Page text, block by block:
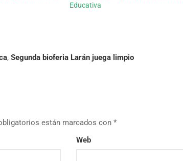
Educativa
, Segunda bioferia Larán juega limpio
están marcados con *
Web